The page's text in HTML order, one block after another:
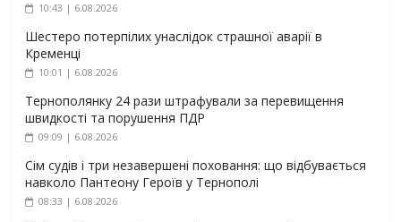
10:43 | 6.08.2026
Шестеро потерпілих унаслідок страшної аварії в
Кременці
10:01 | 6.08.2026
Тернополянку 24 рази штрафували за перевищення
швидкості та порушення ПДР
09:09 | 6.08.2026
Сім судів і три незавершені поховання: що відбувається
навколо Пантеону Героїв у Тернополі
08:33 | 6.08.2026